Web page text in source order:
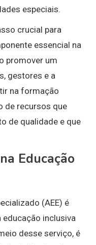
especiais.
crucial para
essencial na
promover um
gestores e a
na formação
de recursos que
de qualidade e que
Educação
(AEE) é
inclusiva
desse serviço, é